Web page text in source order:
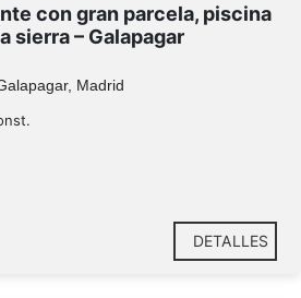
con gran parcela, piscina
sierra – Galapagar
Madrid
DETALLES